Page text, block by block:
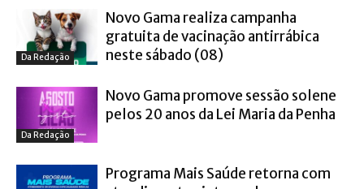
Da Redação
Novo Gama realiza campanha
gratuita de vacinação antirrábica
neste sábado (08)
Da Redação
Novo Gama promove sessão solene
pelos 20 anos da Lei Maria da Penha
Programa Mais Saúde retorna com